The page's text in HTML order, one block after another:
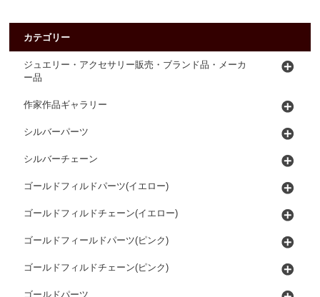
カテゴリー
ジュエリー・アクセサリー販売・ブランド品・メーカ
ー品
作家作品ギャラリー
シルバーパーツ
シルバーチェーン
ゴールドフィルドパーツ(イエロー)
ゴールドフィルドチェーン(イエロー)
ゴールドフィールドパーツ(ピンク)
ゴールドフィルドチェーン(ピンク)
ゴールドパーツ